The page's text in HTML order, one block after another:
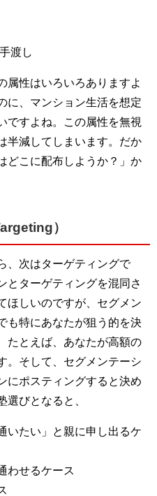
渡し
属性はいろいろありますよ
に、マンション生活を想定
ですよね。この属性を無視
半減してしまいます。だか
どこに配布しようか？」か
）
、次はターゲティングで
とターゲティングを混同さ
ほしいのですが、セグメン
も特にあなたが狙う的を決
たとえば、あなたが高額の
。そして、セグメンテーシ
にポスティングすると決め
選びとなると、
いたい」と親に申し出るケ
わせるケース